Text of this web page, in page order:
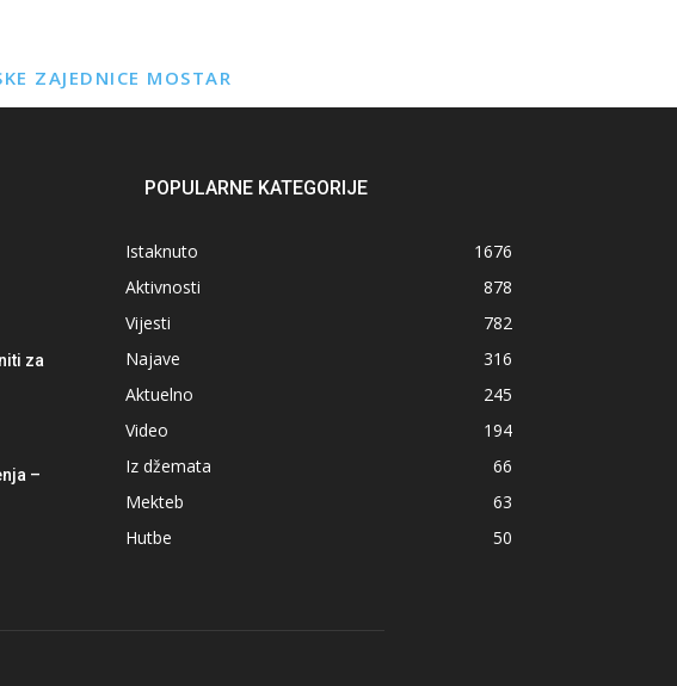
ZAJEDNICE MOSTAR
za
–
POPULARNE KATEGORIJE
Istaknuto
1676
Aktivnosti
878
Vijesti
782
Najave
316
Aktuelno
245
Video
194
Iz džemata
66
Mekteb
63
Hutbe
50